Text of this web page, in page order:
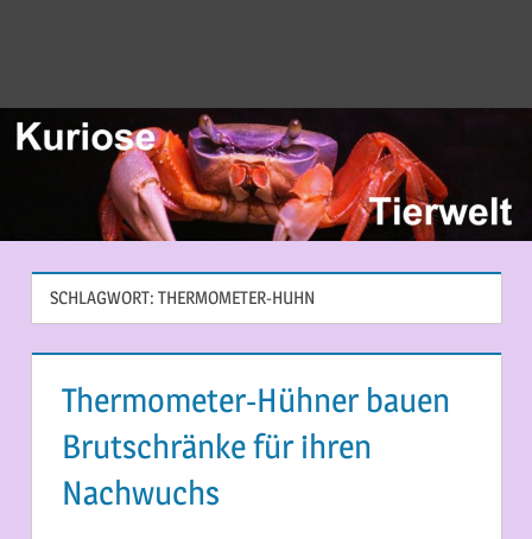
SCHLAGWORT: THERMOMETER-HUHN
Thermometer-Hühner bauen
Brutschränke für ihren
Nachwuchs